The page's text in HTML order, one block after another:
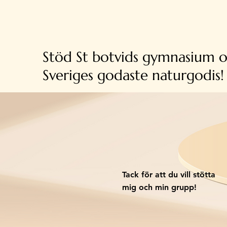
Stöd St botvids gymnasium
Sveriges godaste naturgodis!
Tack för att du vill stötta
mig och min grupp!